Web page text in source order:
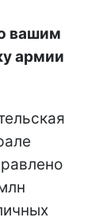
вашим
армии